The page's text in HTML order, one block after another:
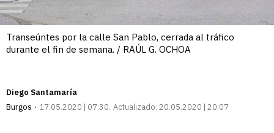
Transeúntes por la calle San Pablo, cerrada al tráfico
durante el fin de semana. / RAÚL G. OCHOA
Diego Santamaría
Burgos
17.05.2020 | 07:30 Actualizado: 20.05.2020 | 20:07